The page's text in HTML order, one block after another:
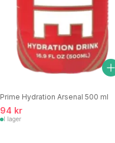
Prime Hydration Arsenal 500 ml
94 kr
I lager